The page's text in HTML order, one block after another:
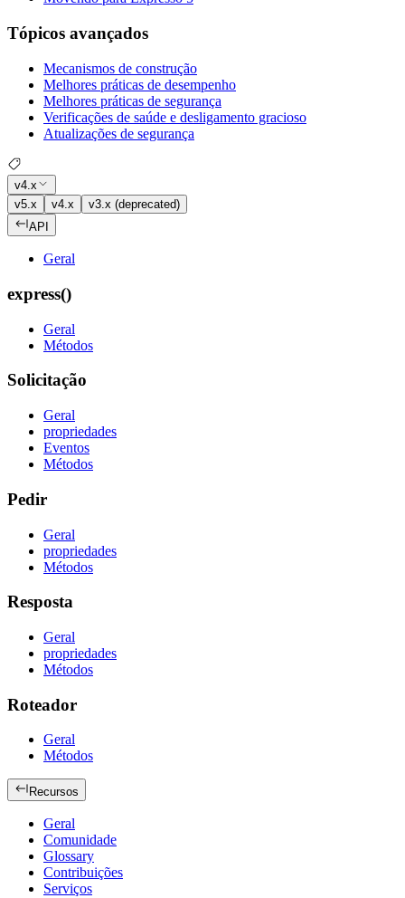
Tópicos avançados
Mecanismos de construção
Melhores práticas de desempenho
Melhores práticas de segurança
Verificações de saúde e desligamento gracioso
Atualizações de segurança
v4.x
v5.x
v4.x
v3.x (deprecated)
API
Geral
express()
Geral
Métodos
Solicitação
Geral
propriedades
Eventos
Métodos
Pedir
Geral
propriedades
Métodos
Resposta
Geral
propriedades
Métodos
Roteador
Geral
Métodos
Recursos
Geral
Comunidade
Glossary
Contribuições
Serviços